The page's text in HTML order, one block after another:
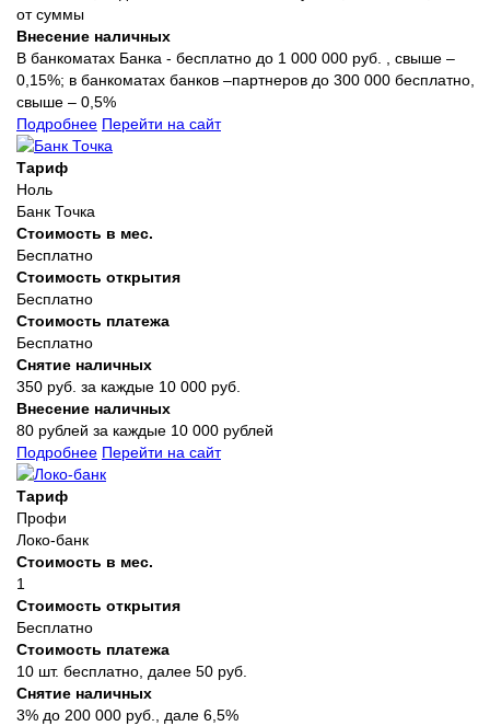
от суммы
Внесение наличных
В банкоматах Банка - бесплатно до 1 000 000 руб. , свыше –
0,15%; в банкоматах банков –партнеров до 300 000 бесплатно,
свыше – 0,5%
Подробнее Перейти на сайт
Тариф
Ноль
Банк Точка
Стоимость в мес.
Бесплатно
Стоимость открытия
Бесплатно
Стоимость платежа
Бесплатно
Снятие наличных
350 руб. за каждые 10 000 руб.
Внесение наличных
80 рублей за каждые 10 000 рублей
Подробнее Перейти на сайт
Тариф
Профи
Локо-банк
Стоимость в мес.
1
Стоимость открытия
Бесплатно
Стоимость платежа
10 шт. бесплатно, далее 50 руб.
Снятие наличных
3% до 200 000 руб., дале 6,5%